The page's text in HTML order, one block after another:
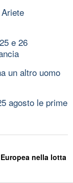
e 26
un altro uomo
agosto le prime
nella lotta